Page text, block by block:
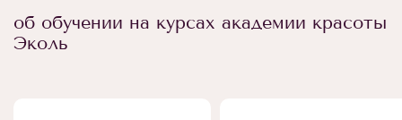
об обучении на курсах академии красоты
Эколь